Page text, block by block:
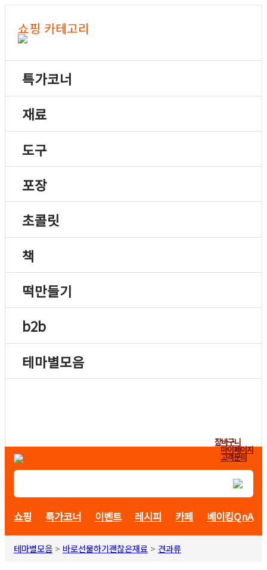
쇼핑 카테고리
특가코너
재료
도구
포장
초콜릿
책
떡만들기
b2b
테마별모음
장바구니
마이페이지
고객문의
쇼핑 특가코너 이벤트 레시피 카페 베이킹QnA
테마별모음> 바로선물하기괜찮은재료> 견과류